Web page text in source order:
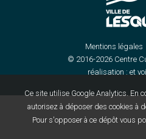
Ce site utilise Google Analytics. En
autorisez à déposer des cookies à
Pour s'opposer à ce dépôt vous
Mentions légales
© 2016-2026 Centre
réalisation : et